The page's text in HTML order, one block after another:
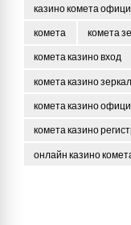
казино комета
комета
комета
комета казино вход
комета казино
комета казино
комета казино
онлайн казино